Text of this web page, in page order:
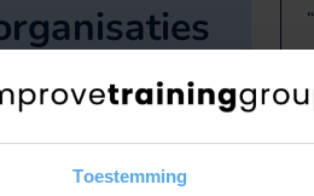
Toestemming
voor